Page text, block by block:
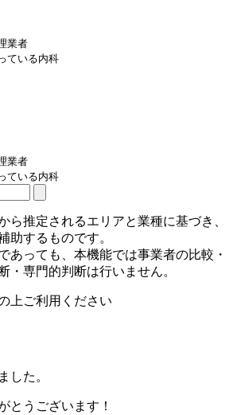
業者
ている内科
業者
ている内科
ら推定されるエリアと業種に基づき、
助するものです。
あっても、本機能では事業者の比較・
・専門的判断は行いません。
上ご利用ください
した。
とうございます！